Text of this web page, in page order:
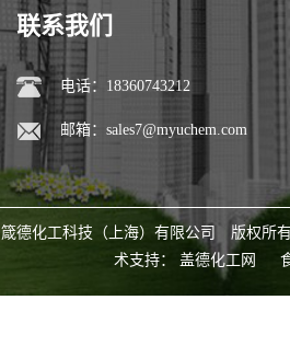
联系我们
电话：18360743212
邮箱： sales7@myuchem.com
箴德化工科技（上海）有限公司 版权所
术支持： 盖德化工网